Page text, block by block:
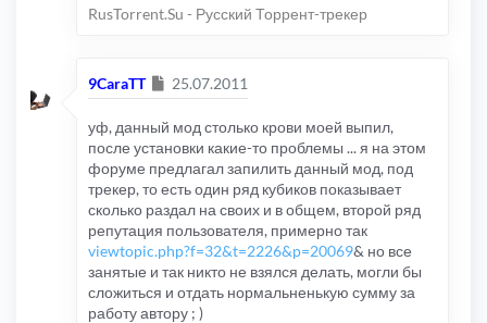
RusTorrent.Su - Русский Торрент-трекер
9CaraTT Сообщение
25.07.2011
уф, данный мод столько крови моей выпил,
после установки какие-то проблемы ... я на этом
форуме предлагал запилить данный мод, под
трекер, то есть один ряд кубиков показывает
сколько раздал на своих и в общем, второй ряд
репутация пользователя, примерно так
viewtopic.php?f=32&t=2226&p=20069& но все
занятые и так никто не взялся делать, могли бы
сложиться и отдать нормальненькую сумму за
работу автору ; )